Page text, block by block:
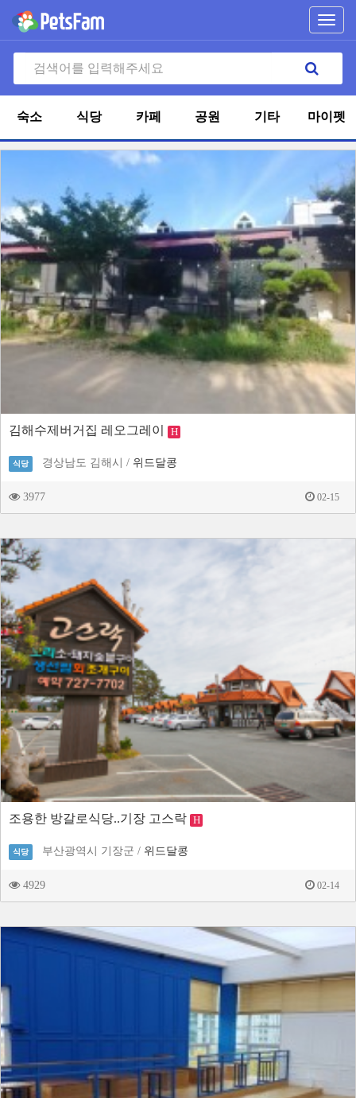
숙소 식당 카페 공원 기타 마이펫
김해수제버거집 레오그레이 H
식당 경상남도 김해시 / 위드달콩
3977 02-15
조용한 방갈로식당..기장 고스락 H
식당 부산광역시 기장군 / 위드달콩
4929 02-14